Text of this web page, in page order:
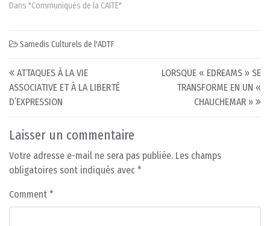
Dans "Communiqués de la CAITE"
Samedis Culturels de l'ADTF
Post navigation
ATTAQUES À LA VIE
ASSOCIATIVE ET À LA LIBERTÉ
D’EXPRESSION
LORSQUE « EDREAMS » SE
TRANSFORME EN UN «
CHAUCHEMAR »
Laisser un commentaire
Votre adresse e-mail ne sera pas publiée. Les champs
obligatoires sont indiqués avec *
Comment *